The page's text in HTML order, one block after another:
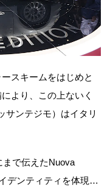
スキームをはじめと
より、この上ないく
サンテジモ）はイタリ
まで伝えたNuova
デンティティを体現…